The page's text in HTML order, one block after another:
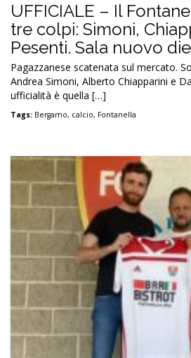
UFFICIALE – Il
tre colpi: Simoni,
Pesenti. Sala nuovo
Pagazzanese scatenata sul mercato.
Andrea Simoni, Alberto Chiapparini e
ufficialità è quella […]
Tags: Bergamo, calcio, Fontanella